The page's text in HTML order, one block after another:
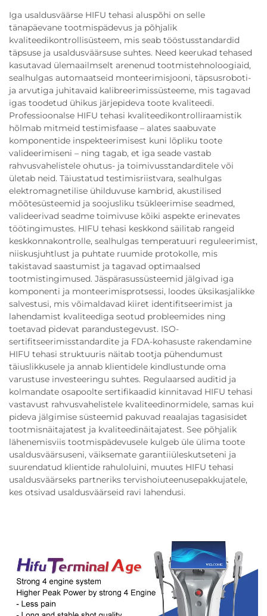
Iga usaldusväärse HIFU tehasi aluspõhi on selle
tänapäevane tootmispädevus ja põhjalik
kvaliteedikontrollisüsteem, mis seab tööstusstandardid
täpsuse ja usaldusväärsuse suhtes. Need keerukad tehased
kasutavad ülemaailmselt arenenud tootmistehnoloogiaid,
sealhulgas automaatseid monteerimisjooni, täpsusroboti-
ja arvutiga juhitavaid kalibreerimissüsteeme, mis tagavad
igas toodetud ühikus järjepideva toote kvaliteedi.
Professioonalse HIFU tehasi kvaliteedikontrolliraamistik
hõlmab mitmeid testimisfaase – alates saabuvate
komponentide inspekteerimisest kuni lõpliku toote
valideerimiseni – ning tagab, et iga seade vastab
rahvusvahelistele ohutus- ja toimivusstandarditele või
ületab neid. Täiustatud testimisriistvara, sealhulgas
elektromagnetilise ühilduvuse kambrid, akustilised
mõõtesüsteemid ja soojusliku tsükleerimise seadmed,
valideerivad seadme toimivuse kõiki aspekte erinevates
töötingimustes. HIFU tehasi keskkond säilitab rangeid
keskkonnakontrolle, sealhulgas temperatuuri reguleerimist,
niiskusjuhtlust ja puhtate ruumide protokolle, mis
takistavad saastumist ja tagavad optimaalsed
tootmistingimused. Jäspärasussüsteemid jälgivad iga
komponenti ja monteerimisprotsessi, loodes üksikasjalikke
salvestusi, mis võimaldavad kiiret identifitseerimist ja
lahendamist kvaliteediga seotud probleemides ning
toetavad pidevat parandustegevust. ISO-
sertifitseerimisstandardite ja FDA-kohasuste rakendamine
HIFU tehasi struktuuris näitab tootja pühendumust
täiuslikkusele ja annab klientidele kindlustunde oma
varustuse investeeringu suhtes. Regulaarsed auditid ja
kolmandate osapoolte sertifikaadid kinnitavad HIFU tehasi
vastavust rahvusvahelistele kvaliteedinormidele, samas kui
pideva jälgimise süsteemid pakuvad reaalajas tagasisidet
tootmisnäitajatest ja kvaliteedinäitajatest. See põhjalik
lähenemisviis tootmispädevusele kulgeb üle ülima toote
usaldusväärsuseni, väiksemate garantiiüleskutseteni ja
suurendatud klientide rahuloluini, muutes HIFU tehasi
usaldusväärseks partneriks tervishoiuteenusepakkujatele,
kes otsivad usaldusväärseid ravi lahendusi.